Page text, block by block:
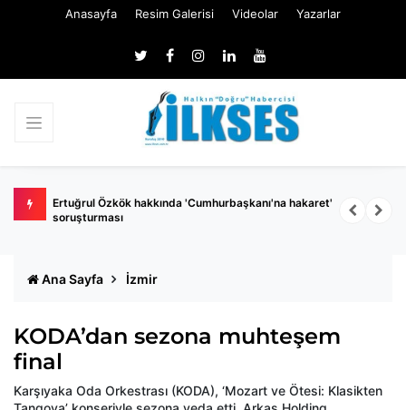
Anasayfa Resim Galerisi Videolar Yazarlar
belli
Ertuğrul Özkök hakkında 'Cumhurbaşkanı'na hakaret'
soruşturması
Ana Sayfa İzmir
KODA’dan sezona muhteşem
final
Karşıyaka Oda Orkestrası (KODA), ‘Mozart ve Ötesi: Klasikten